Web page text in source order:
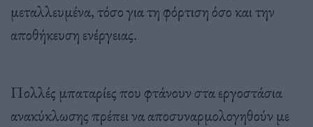
μεταλλευμένα, τόσο για τη φόρτιση όσο και την
αποθήκευση ενέργειας.
Πολλές μπαταρίες που φτάνουν στα εργοστάσια
ανακύκλωσης πρέπει να αποσυναρμολογηθούν με